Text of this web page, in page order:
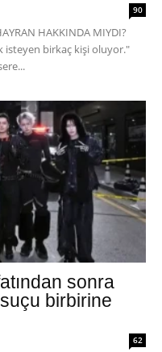
90
HAKKINDA MIYDI?
isteyen birkaç kişi oluyor."
sonra
birbirine
62